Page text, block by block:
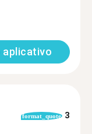
aplicativo
format_quote 3